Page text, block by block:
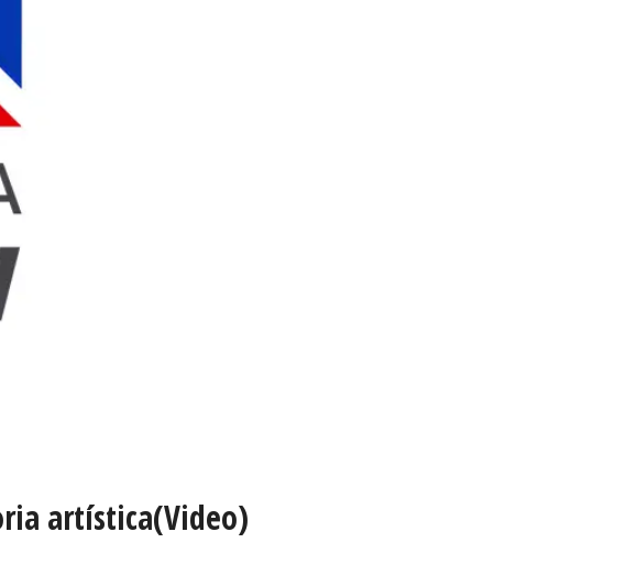
artística(Video)